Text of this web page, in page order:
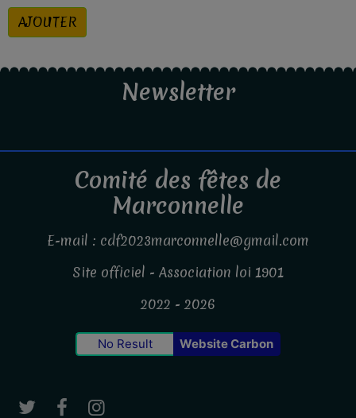
AJOUTER
Newsletter
Comité des fêtes de
Marconnelle
E-mail : cdf2023marconnelle@gmail.com
Site officiel - Association loi 1901
2022 - 2026
No Result Website Carbon